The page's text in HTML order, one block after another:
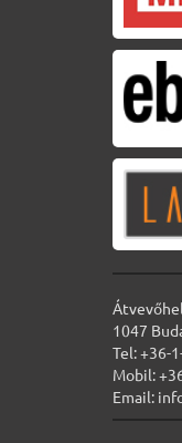
1047
Tel: +36-
Mobil:
Email: